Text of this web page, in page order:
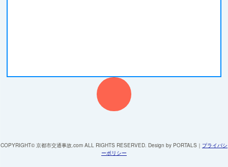
COPYRIGHT© 京都市交通事故.com ALL RIGHTS RESERVED. Design by PORTALS ｜ プライバシ
ーポリシー